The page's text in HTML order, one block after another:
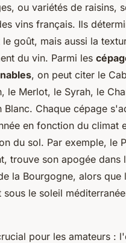
ou variétés de raisins,
vins français. Ils
le goût, mais aussi la
du vin. Parmi les
, on peut citer le
le Merlot, le Syrah, le
Blanc. Chaque cépage
en fonction du climat
du sol. Par exemple, le
trouve son apogée dans
la Bourgogne, alors que
sous le soleil
pour les amateurs :